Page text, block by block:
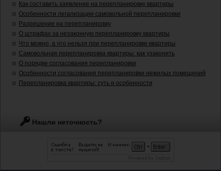
Как составить заявление на перепланировку квартиры
Особенности легализации самовольной перепланировки
Разрешение на перепланировку
О штрафах за незаконную перепланировку квартиры
Что можно, а что нельзя при перепланировке квартиры
Самовольная перепланировка квартиры: как узаконить
О порядке согласования перепланировки
Особенности согласования перепланировки нежилых помещений
Перепланировка квартиры: суть и особенности
Нашли неточность?